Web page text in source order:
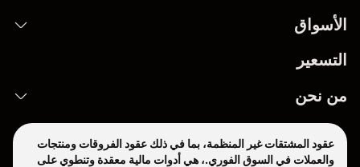
الأسواق
التسعير
من نحن
عقود المشتقات غير المنظمة، بما في ذلك عقود الفروقات ومنتجات
والعملات في السوق الفوري.، هي أدوات مالية معقدة وتنطوي على